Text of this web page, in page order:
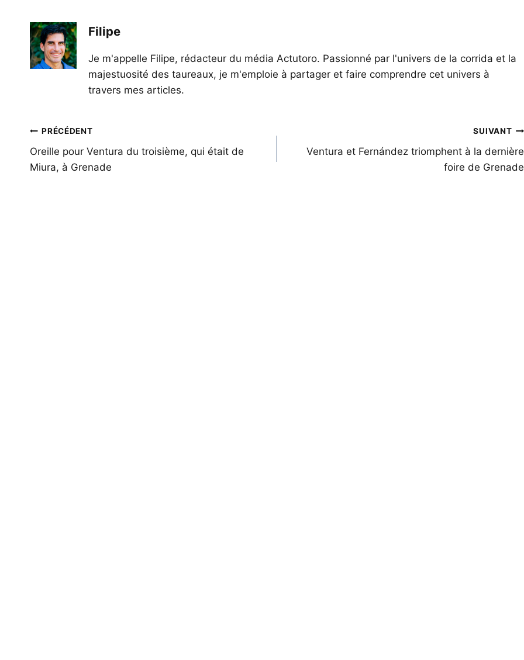
Filipe
Je m'appelle Filipe, rédacteur du média Actutoro. Passionné par l'univers de la corrida et la
majestuosité des taureaux, je m'emploie à partager et faire comprendre cet univers à
travers mes articles.
Navigation
de
l’article
PRÉCÉDENT
Oreille pour Ventura du troisième, qui était de
Miura, à Grenade
SUIVANT
Ventura et Fernández triomphent à la dernière
foire de Grenade